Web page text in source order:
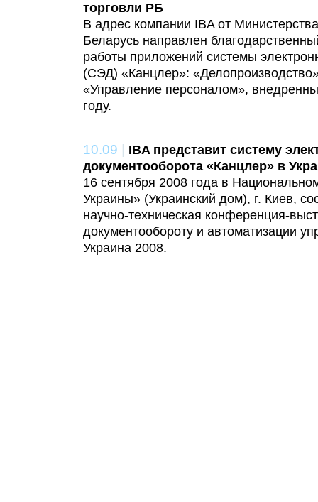
торговли РБ
В адрес компании IBA от
Беларусь направлен
работы приложений системы
(СЭД) «Канцлер»:
«Управление персоналом»,
году.
10.09 | IBA представит систему
документооборота «Канцлер» в
16 сентября 2008 года в
Украины» (Украинский дом), г. Киев,
научно-техническая конференция-
документообороту и автоматизации
Украина 2008.